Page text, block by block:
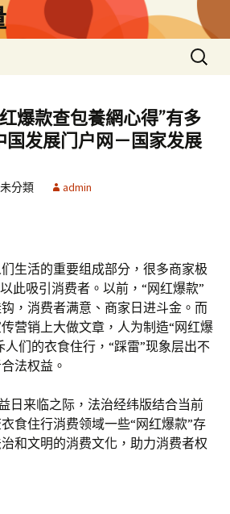
搜
尋
鍵
字:
爆款查包養網心得”有多
国发展门户网－国家发展
未分類 admin
生活的重要组成部分，很多商家极
此吸引消费者。以前，“网红爆款”
，消费者满意、商家日进斗金。而
营销上大做文章，人为制造“网红爆
人们的衣食住行，“踩雷”现象层出不
法权益。
日来临之际，法治经纬版结合当前
食住行消费领域一些“网红爆款”存
和文明的消费文化，助力消费者权